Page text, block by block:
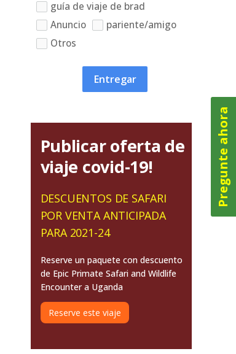
guía de viaje de brad
Anuncio
pariente/amigo
Otros
Entregar
Publicar oferta de
viaje covid-19!
DESCUENTOS DE SAFARI
POR VENTA ANTICIPADA
PARA 2021-24
Reserve un paquete con descuento
de Epic Primate Safari and Wildlife
Encounter a Uganda
Reserve este viaje
Pregunte ahora